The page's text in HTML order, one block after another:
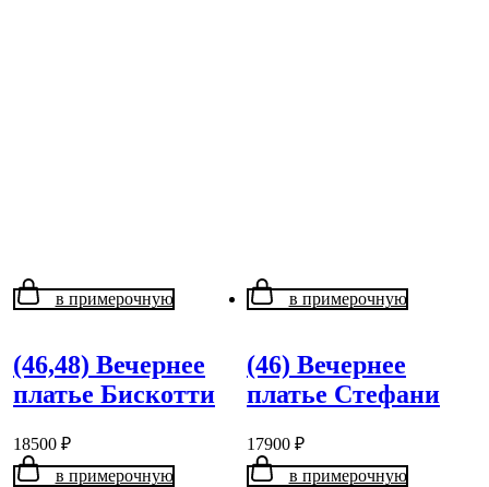
в примерочную
(46,48) Вечернее
платье Бискотти
18500 ₽
в примерочную
в примерочную
(46) Вечернее
платье Стефани
17900 ₽
в примерочную